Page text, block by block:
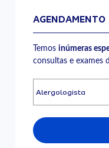
AGENDAMENTO
Temosinúmeras
consultas e exames